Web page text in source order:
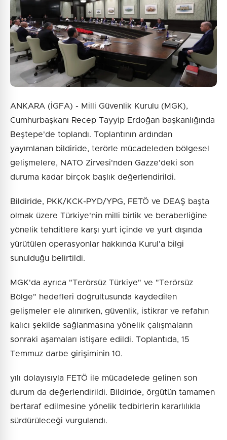
ANKARA (İGFA) - Milli Güvenlik Kurulu (MGK),
Cumhurbaşkanı Recep Tayyip Erdoğan başkanlığında
Beştepe'de toplandı. Toplantının ardından
yayımlanan bildiride, terörle mücadeleden bölgesel
gelişmelere, NATO Zirvesi'nden Gazze'deki son
duruma kadar birçok başlık değerlendirildi.
Bildiride, PKK/KCK-PYD/YPG, FETÖ ve DEAŞ başta
olmak üzere Türkiye'nin milli birlik ve beraberliğine
yönelik tehditlere karşı yurt içinde ve yurt dışında
yürütülen operasyonlar hakkında Kurul'a bilgi
sunulduğu belirtildi.
MGK'da ayrıca "Terörsüz Türkiye" ve "Terörsüz
Bölge" hedefleri doğrultusunda kaydedilen
gelişmeler ele alınırken, güvenlik, istikrar ve refahın
kalıcı şekilde sağlanmasına yönelik çalışmaların
sonraki aşamaları istişare edildi. Toplantıda, 15
Temmuz darbe girişiminin 10.
yılı dolayısıyla FETÖ ile mücadelede gelinen son
durum da değerlendirildi. Bildiride, örgütün tamamen
bertaraf edilmesine yönelik tedbirlerin kararlılıkla
sürdürüleceği vurgulandı.